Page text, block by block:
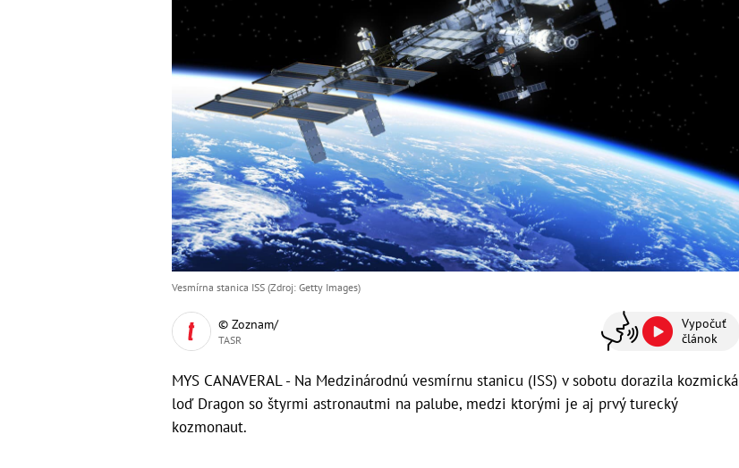
Vesmírna stanica ISS (Zdroj: Getty Images)
© Zoznam/
TASR
Vypočuť
článok
MYS CANAVERAL - Na Medzinárodnú vesmírnu stanicu (ISS) v sobotu dorazila kozmická
loď Dragon so štyrmi astronautmi na palube, medzi ktorými je aj prvý turecký
kozmonaut.